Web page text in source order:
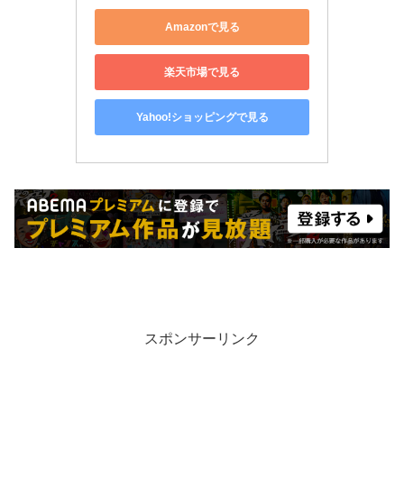
Amazonで見る
楽天市場で見る
Yahoo!ショッピングで見る
スポンサーリンク